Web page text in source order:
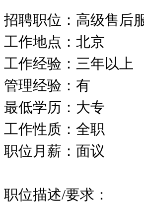
招聘职位：高级售后
工作地点：北京
工作经验：三年以上
管理经验：有
最低学历：大专
工作性质：全职
职位月薪：面议
职位描述/要求：